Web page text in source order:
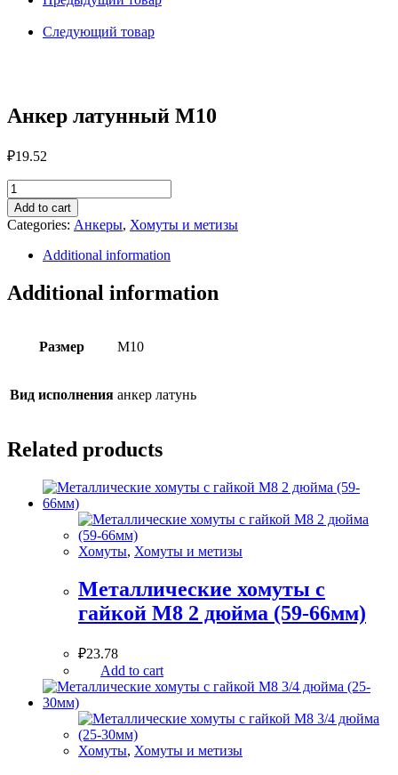
Следующий товар
Анкер латунный М10
₽19.52
Анкер
латунный
М10
quantity
Add to cart
Categories: Анкеры, Хомуты и метизы
Additional information
Additional information
Размер М10
Вид исполнения анкер латунь
Related products
Хомуты, Хомуты и метизы
Металлические хомуты с
гайкой М8 2 дюйма (59-66мм)
₽23.78
Add to cart
Хомуты, Хомуты и метизы